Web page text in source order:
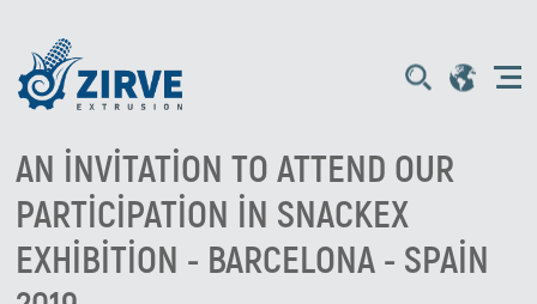
AN INVITATION TO ATTEND OUR
PARTICIPATION IN SNACKEX
EXHIBITION - BARCELONA - SPAIN